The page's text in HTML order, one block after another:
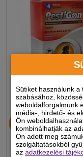
Sütiket használunk
szabásához,
weboldalforgalmunk
média-, hirdető- és
Ön
kombinálhatják az
Ön adott meg
szolgáltatásokból
azadatkezelési
Pestigon spot on XL
kg 4x